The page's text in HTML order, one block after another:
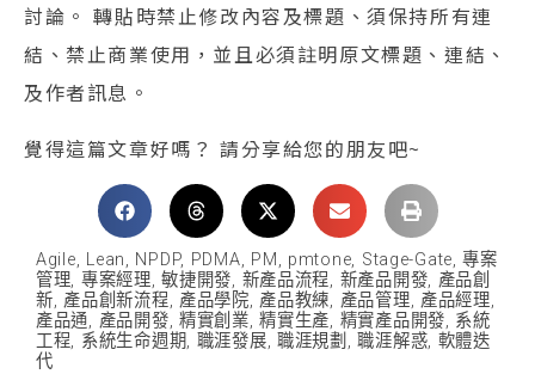
討論。 轉貼時禁止修改內容及標題、須保持所有連
結、禁止商業使用，並且必須註明原文標題、連結、
及作者訊息。
覺得這篇文章好嗎？ 請分享給您的朋友吧~
Agile, Lean, NPDP, PDMA, PM, pmtone, Stage-Gate,專案
管理, 專案經理,敏捷開發, 新產品流程, 新產品開發, 產品創
新, 產品創新流程, 產品學院, 產品教練, 產品管理, 產品經理,
產品通, 產品開發, 精實創業,精實生產, 精實產品開發, 系統
工程, 系統生命週期, 職涯發展,職涯規劃 ,職涯解惑, 軟體迭
代